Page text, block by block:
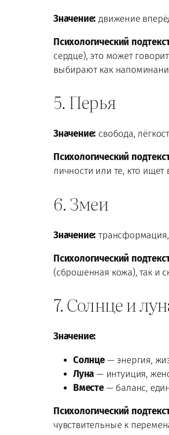
Значение: движение
Психологический
сердце), это может
выбирают как
5. Перья
Значение: свобода,
Психологический
личности или те, кто ищет
6. Змеи
Значение: трансформация,
Психологический
(сброшенная кожа), так и
7. Солнце и
Значение:
Солнце— энергия,
Луна — интуиция,
Вместе— баланс,
Психологический
чувствительные к